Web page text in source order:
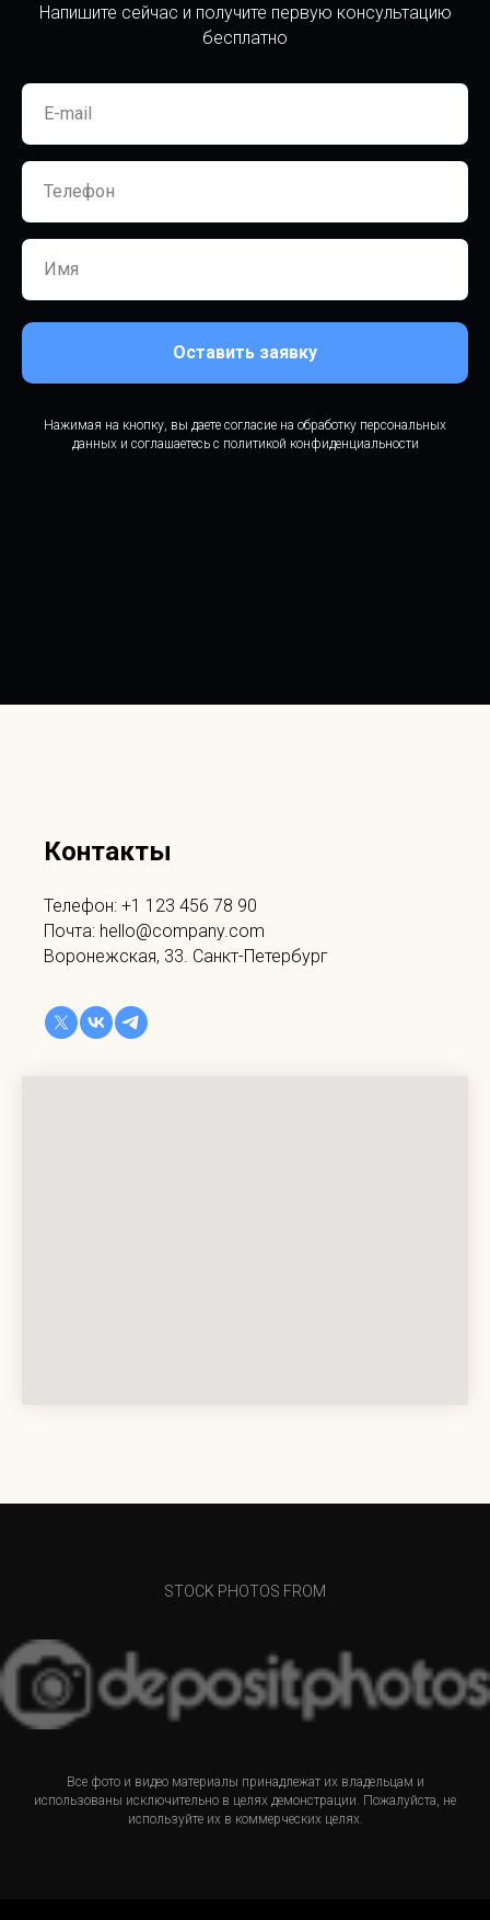
Напишите сейчас и получите первую консультацию
бесплатно
Оставить заявку
Нажимая на кнопку, вы даете согласие на обработку персональных
данных и соглашаетесь c политикой конфиденциальности
Контакты
Телефон: +1 123 456 78 90
Почта: hello@company.com
Воронежская, 33. Санкт-Петербург
STOCK PHOTOS FROM
Все фото и видео материалы принадлежат их владельцам и
использованы исключительно в целях демонстрации. Пожалуйста, не
используйте их в коммерческих целях.